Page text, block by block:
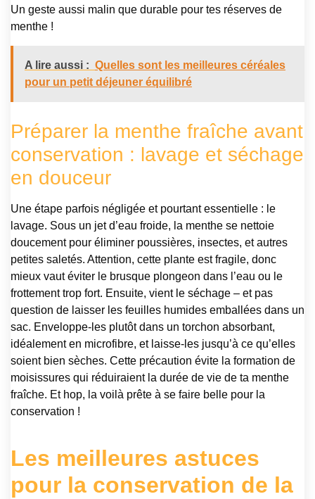
Un geste aussi malin que durable pour tes réserves de
menthe !
A lire aussi : Quelles sont les meilleures céréales
pour un petit déjeuner équilibré
Préparer la menthe fraîche avant
conservation : lavage et séchage
en douceur
Une étape parfois négligée et pourtant essentielle : le
lavage. Sous un jet d’eau froide, la menthe se nettoie
doucement pour éliminer poussières, insectes, et autres
petites saletés. Attention, cette plante est fragile, donc
mieux vaut éviter le brusque plongeon dans l’eau ou le
frottement trop fort. Ensuite, vient le séchage – et pas
question de laisser les feuilles humides emballées dans un
sac. Enveloppe-les plutôt dans un torchon absorbant,
idéalement en microfibre, et laisse-les jusqu’à ce qu’elles
soient bien sèches. Cette précaution évite la formation de
moisissures qui réduiraient la durée de vie de ta menthe
fraîche. Et hop, la voilà prête à se faire belle pour la
conservation !
Les meilleures astuces
pour la conservation de la